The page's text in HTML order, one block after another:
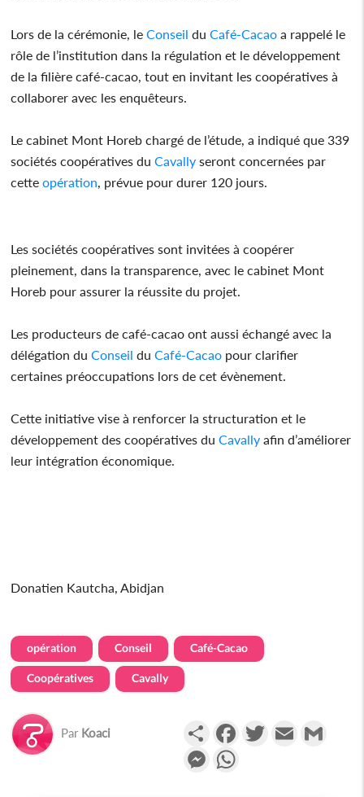
Lors de la cérémonie, leConseil duCafé-Cacao a rappelé le
rôle de l’institution dans la régulation et le développement
de la filière café-cacao, tout en invitant les coopératives à
collaborer avec les enquêteurs.
Le cabinet Mont Horeb chargé de l’étude, a indiqué que 339
sociétés coopératives duCavally seront concernées par
cetteopération, prévue pour durer 120 jours.
Les sociétés coopératives sont invitées à coopérer
pleinement, dans la transparence, avec le cabinet Mont
Horeb pour assurer la réussite du projet.
Les producteurs de café-cacao ont aussi échangé avec la
délégation duConseil duCafé-Cacao pour clarifier
certaines préoccupations lors de cet évènement.
‎Cette initiative vise à renforcer la structuration et le
développement des coopératives duCavally afin d’améliorer
leur intégration économique.
Donatien Kautcha, Abidjan
opération Conseil Café-Cacao
Coopératives Cavally
Par Koaci PartagerFacebookTwitterEmail
Messenger